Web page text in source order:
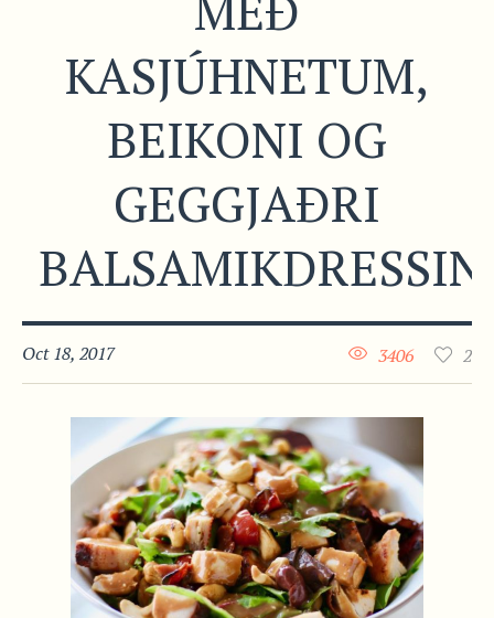
KASJÚHNETUM,
BEIKONI OG
GEGGJAÐRI
Oct 18, 2017 2
3406